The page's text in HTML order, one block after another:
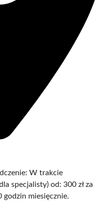
W trakcie
specjalisty) od: 300 zł za
miesięcznie.